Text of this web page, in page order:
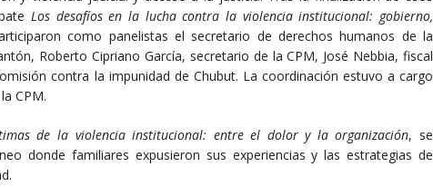
Los desafíos en la lucha contra la violencia institucional: gobierno,
como panelistas el secretario de derechos humanos de la
Roberto Cipriano García, secretario de la CPM, José Nebbia, fiscal
contra la impunidad de Chubut. La coordinación estuvo a cargo
CPM.
de la violencia institucional: entre el dolor y la organización, se
donde familiares expusieron sus experiencias y las estrategias de